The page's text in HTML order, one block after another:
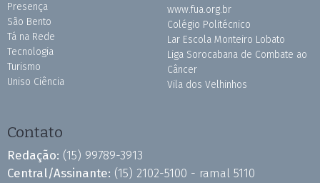
Presença
São Bento
Tá na Rede
Tecnologia
Turismo
Uniso Ciência
www.fua.org.br
Colégio Politécnico
Lar Escola Monteiro Lobato
Liga Sorocabana de Combate ao
Câncer
Vila dos Velhinhos
Contato
Redação: (15) 99789-3913
Central/Assinante: (15) 2102-5100 - ramal 5110